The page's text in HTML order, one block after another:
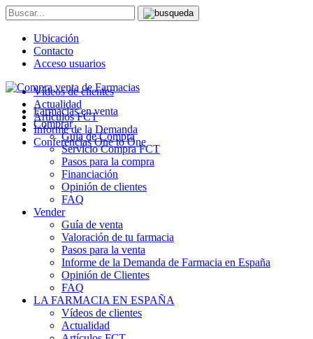
Ubicación
Contacto
Acceso usuarios
Farmacias en venta
Comprar
Guía de Compra
Servicio Compra FCT
Pasos para la compra
Financiación
Opinión de clientes
FAQ
Vender
Guía de venta
Valoración de tu farmacia
Pasos para la venta
Informe de la Demanda de Farmacia en España
Opinión de Clientes
FAQ
LA FARMACIA EN ESPAÑA
Vídeos de clientes
Actualidad
Vídeos de clientes
Actualidad
Artículos FCT
Informe de la Demanda
Conferencias One to One